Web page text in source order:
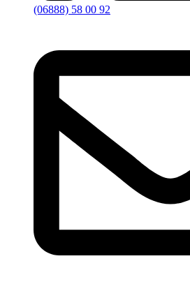
(06888) 58 00 92